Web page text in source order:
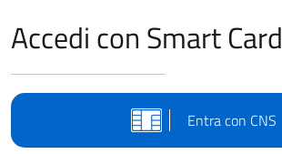
Accedi con Smart Card
Entra con CNS